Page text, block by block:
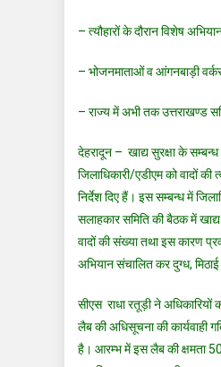
– त्यौहारों के दौरान विशेष
– भोजनमाताओं व आंगनबाड़ी
– राज्य में अभी तक उत्तराखण्ड
देहरादून – खाद्य सुरक्षा के
जिलाधिकारी/एडीएम को वादों
निर्देश दिए हैं। इस सम्बन्ध में
सलाहकार समिति की बैठक में
वादों की संख्या तथा इस कारण
अभियान संचालित कर दुग्ध, मिठाई
सीएस राधा रतूड़ी ने
लैब की अधिसूचना की कार्यवाही
है। आरम्भ में इस लैब की क्षमता